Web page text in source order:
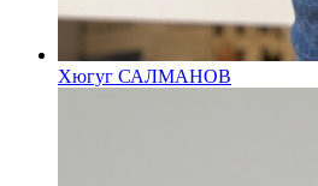
Хюгуг САЛМАНОВ